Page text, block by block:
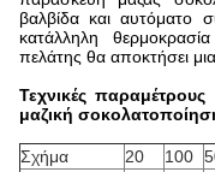
βαλβίδα και αυτόματο
κατάλληλη
πελάτης θα αποκτήσει
Τεχνικές
μαζική
Σχήμα 20 100